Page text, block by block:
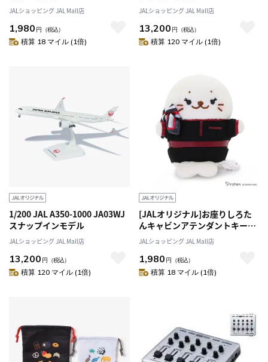
JALショッピング JAL Mall店
1,980 円 （税込）
積算 18 マイル (1倍)
JALショッピング JAL Mall店
13,200 円 （税込）
積算 120 マイル (1倍)
1/200 JAL A350-1000 JA03WJ
スナップインモデル
JALショッピング JAL Mall店
13,200 円 （税込）
積算 120 マイル (1倍)
[JALオリジナル]お座りしろた
んキャビンアテンダントキーホ
ルダー
JALショッピング JAL Mall店
1,980 円 （税込）
積算 18 マイル (1倍)